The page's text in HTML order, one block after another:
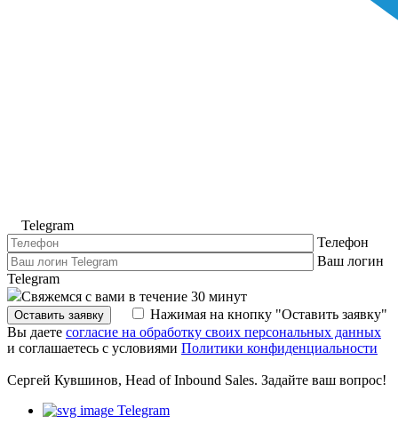
Telegram
Телефон
Ваш логин
Telegram
Свяжемся с вами в течение 30 минут
Оставить заявку
Нажимая на кнопку "Оставить заявку"
Вы даете согласие на обработку своих персональных данных
и соглашаетесь с условиями Политики конфиденциальности
Сергей Кувшинов, Head of Inbound Sales. Задайте ваш вопрос!
Telegram